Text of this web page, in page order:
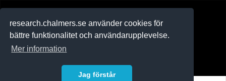
research.chalmers.se använder cookies för
bättre funktionalitet och användarupplevelse.
Mer information
Jag förstår